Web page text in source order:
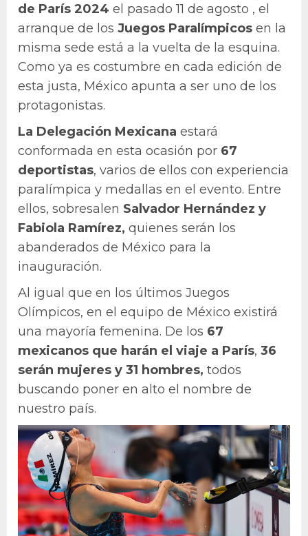
de París 2024 el pasado 11 de agosto , el
arranque de los Juegos Paralímpicos en la
misma sede está a la vuelta de la esquina.
Como ya es costumbre en cada edición de
esta justa, México apunta a ser uno de los
protagonistas.
La Delegación Mexicana estará
conformada en esta ocasión por 67
deportistas, varios de ellos con experiencia
paralímpica y medallas en el evento. Entre
ellos, sobresalen Salvador Hernández y
Fabiola Ramírez, quienes serán los
abanderados de México para la
inauguración.
Al igual que en los últimos Juegos
Olímpicos, en el equipo de México existirá
una mayoría femenina. De los 67
mexicanos que harán el viaje a París, 36
serán mujeres y 31 hombres, todos
buscando poner en alto el nombre de
nuestro país.